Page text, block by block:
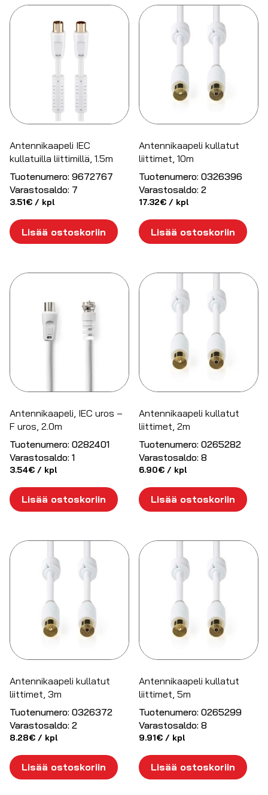
Antennikaapeli IEC
kullatuilla liittimillä, 1.5m
Tuotenumero: 9672767
Varastosaldo: 7
3.51€ / kpl
Lisää ostoskoriin
Antennikaapeli kullatut
liittimet, 10m
Tuotenumero: 0326396
Varastosaldo: 2
17.32€ / kpl
Lisää ostoskoriin
Antennikaapeli, IEC uros –
F uros, 2.0m
Tuotenumero: 0282401
Varastosaldo: 1
3.54€ / kpl
Lisää ostoskoriin
Antennikaapeli kullatut
liittimet, 2m
Tuotenumero: 0265282
Varastosaldo: 8
6.90€ / kpl
Lisää ostoskoriin
Antennikaapeli kullatut
liittimet, 3m
Tuotenumero: 0326372
Varastosaldo: 2
8.28€ / kpl
Lisää ostoskoriin
Antennikaapeli kullatut
liittimet, 5m
Tuotenumero: 0265299
Varastosaldo: 8
9.91€ / kpl
Lisää ostoskoriin